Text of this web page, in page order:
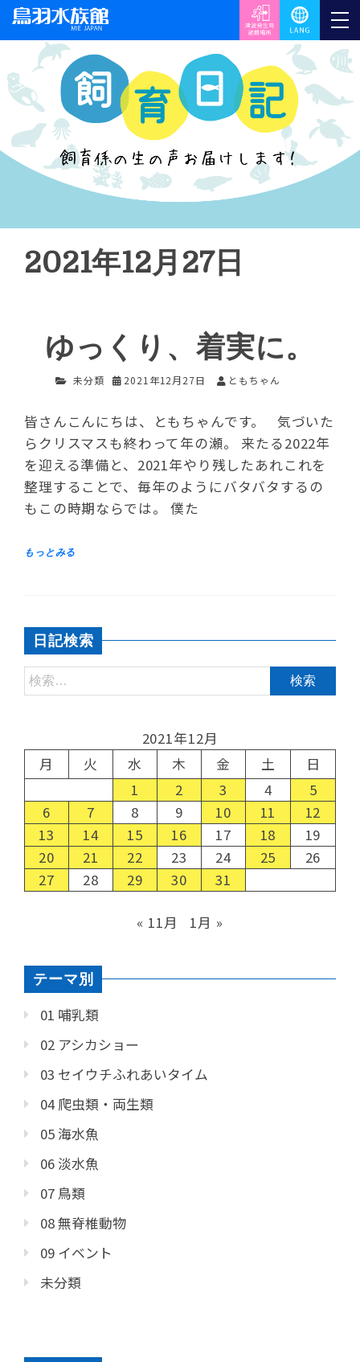
2021年12月27日
ゆっくり、着実に。
未分類 2021年12月27日 ともちゃん
皆さんこんにちは、ともちゃんです。 気づいた
らクリスマスも終わって年の瀬。 来たる2022年
を迎える準備と、2021年やり残したあれこれを
整理することで、毎年のようにバタバタするの
もこの時期ならでは。 僕た
日記検索
2021年12月
月
火 水 木 金 土
日
1
2 3 4
5
6
7 8 9 10 11
12
13
14 15 16 17 18
19
20
21 22 23 24 25
26
27
28 29 30 31
« 11月 1月 »
テーマ別
01 哺乳類
02 アシカショー
03 セイウチふれあいタイム
04 爬虫類・両生類
05 海水魚
06 淡水魚
07 鳥類
08 無脊椎動物
09 イベント
未分類